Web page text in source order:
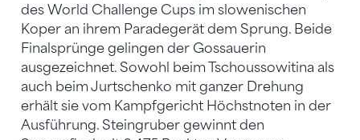
des World Challenge Cups im slowenischen
Koper an ihrem Paradegerät dem Sprung. Beide
Finalsprünge gelingen der Gossauerin
ausgezeichnet. Sowohl beim Tschoussowitina als
auch beim Jurtschenko mit ganzer Drehung
erhält sie vom Kampfgericht Höchstnoten in der
Ausführung. Steingruber gewinnt den